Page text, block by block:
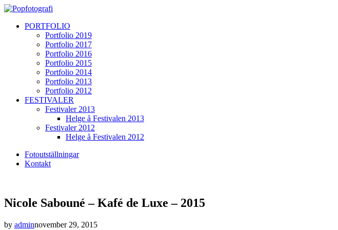
PORTFOLIO
Portfolio 2019
Portfolio 2017
Portfolio 2016
Portfolio 2015
Portfolio 2014
Portfolio 2013
Portfolio 2012
FESTIVALER
Festivaler 2013
Helge å Festivalen 2013
Festivaler 2012
Helge å Festivalen 2012
Fotoutställningar
Kontakt
Nicole Sabouné – Kafé de Luxe – 2015
by adminnovember 29, 2015